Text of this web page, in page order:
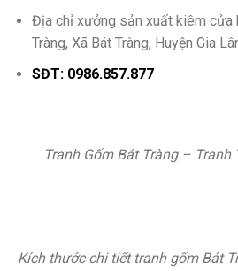
Địa chỉ xưởng sản xuất kiêm cửa
Tràng, Xã Bát Tràng, Huyện Gia
SĐT: 0986.857.877
Tranh Gốm Bát Tràng – Tranh
Kích thước chi tiết tranh gốm Bát